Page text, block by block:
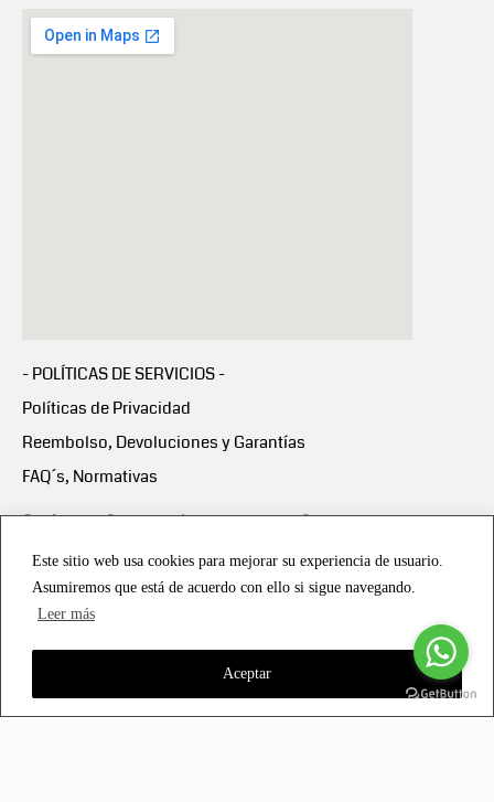
Este sitio web usa cookies para mejorar su experiencia de usuario.
Asumiremos que está de acuerdo con ello si sigue navegando.
Leer más
Aceptar
- POLÍTICAS DE SERVICIOS -
Políticas de Privacidad
Reembolso, Devoluciones y Garantías
FAQ´s, Normativas
Scalapay:Compra ahora y paga en 3 cuotas
Scalapay Política Privacidad
Copyright © 2021 all rights reserved - Vialmotor